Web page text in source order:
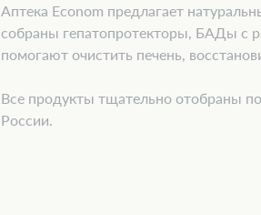
Аптека Econom предлагает
собраны гепатопротекторы, БАДы с
помогают очистить печень,
Все продукты тщательно отобраны
России.